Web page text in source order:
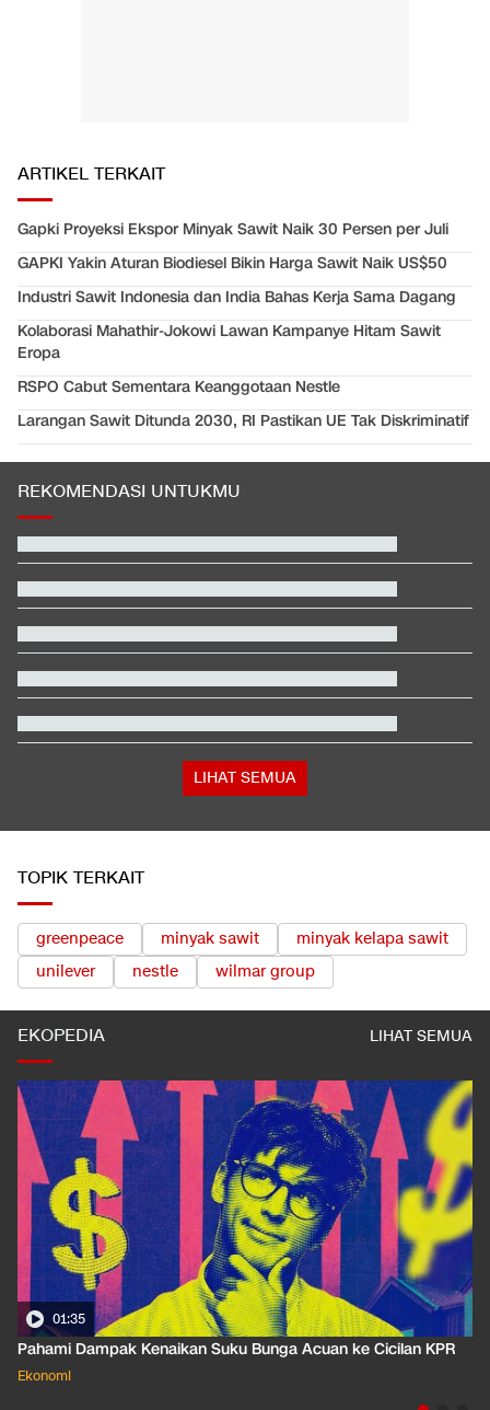
ARTIKEL TERKAIT
Gapki Proyeksi Ekspor Minyak Sawit Naik 30 Persen per Juli
GAPKI Yakin Aturan Biodiesel Bikin Harga Sawit Naik US$50
Industri Sawit Indonesia dan India Bahas Kerja Sama Dagang
Kolaborasi Mahathir-Jokowi Lawan Kampanye Hitam Sawit
Eropa
RSPO Cabut Sementara Keanggotaan Nestle
Larangan Sawit Ditunda 2030, RI Pastikan UE Tak Diskriminatif
REKOMENDASI UNTUKMU
Hashim Djojohadikusumo Kukuhkan 20 Ormas Baru Kawal
Program Pemerintah
Video Mesum 'Yang Wis Yang' Banyuwangi, Pemeran Pria Jadi
Tersangka
Ayah Messi Meninggal Dunia di Usia 68 Tahun
Janji Erick Thohir usai Timnas Indonesia Tersingkir di Piala AFF
2026
Berada dalam Satu Negara, Apa Beda Pasukan Houthi & Militer
Sewa Rusunawa
TOPIK TERKAIT
EKOPEDIA LIHAT SEMUA